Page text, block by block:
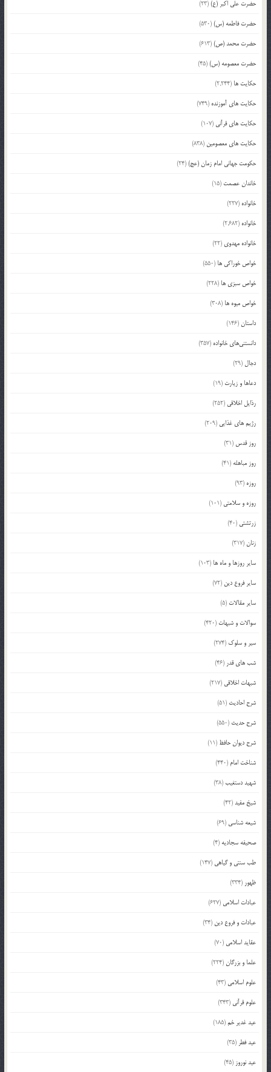
حضرت علی اکبر (ع)(23)
حضرت فاطمه (س)(530)
حضرت محمد (ص)(613)
حضرت معصومه (س)(45)
حکایت ها (2,244)
حکایت های آموزنده (749)
حکایت های قرآنی (107)
حکایت های معصومین (838)
حکومت جهانی امام زمان (عج)(24)
خاندان عصمت (15)
خانواده (227)
خانواده (2,682)
خانواده مهدوی (22)
خواص خوراکی ها (550)
خواص سبزی ها (228)
خواص میوه ها (308)
داستان(146)
دانستنی‌های خانواده (357)
دجال (29)
دعاها و زیارت (19)
رذایل اخلاقی (252)
رژیم های غذایی (209)
روز قدس (31)
روز مباهله (41)
روزه (93)
روزه و سلامتی (101)
زرتشتی (40)
زنان(317)
سایر روزها و ماه ها (103)
سایر فروع دین (72)
سایر مقالات (5)
سوالات و شبهات (420)
سیر و سلوک (274)
شب های قدر (46)
شبهات اخلاقی (217)
شرح احادیث (51)
شرح حدیث (550)
شرح دیوان حافظ (11)
شناخت امام (440)
شهید دستغیب(38)
شیخ مفید(42)
شیعه شناسی (69)
صحیفه سجادیه (4)
طب سنتی و گیاهی (147)
ظهور (334)
عبادات اسلامی (627)
عبادات و فروع دین (34)
عقاید اسلامی (70)
علما و بزرگان(224)
علوم اسلامی (43)
علوم قرآنی (343)
عید غدیر خم(185)
عید فطر (35)
عید نوروز (45)